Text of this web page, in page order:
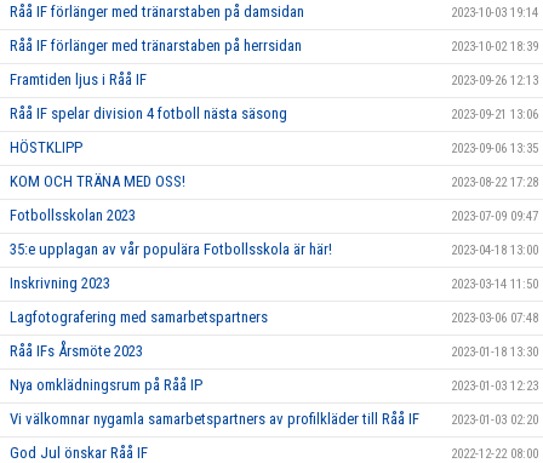
Råå IF förlänger med tränarstaben på damsidan 2023-10-03 19:14
Råå IF förlänger med tränarstaben på herrsidan 2023-10-02 18:39
Framtiden ljus i Råå IF 2023-09-26 12:13
Råå IF spelar division 4 fotboll nästa säsong 2023-09-21 13:06
HÖSTKLIPP 2023-09-06 13:35
KOM OCH TRÄNA MED OSS! 2023-08-22 17:28
Fotbollsskolan 2023 2023-07-09 09:47
35:e upplagan av vår populära Fotbollsskola är här! 2023-04-18 13:00
Inskrivning 2023 2023-03-14 11:50
Lagfotografering med samarbetspartners 2023-03-06 07:48
Råå IFs Årsmöte 2023 2023-01-18 13:30
Nya omklädningsrum på Råå IP 2023-01-03 12:23
Vi välkomnar nygamla samarbetspartners av profilkläder till Råå IF 2023-01-03 02:20
God Jul önskar Råå IF 2022-12-22 08:00